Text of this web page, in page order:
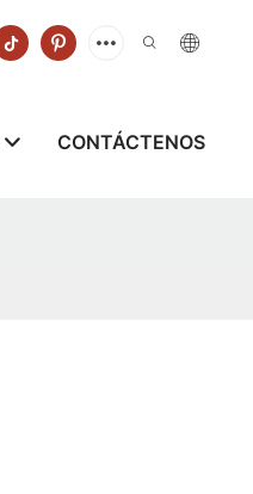
CONTÁCTENOS